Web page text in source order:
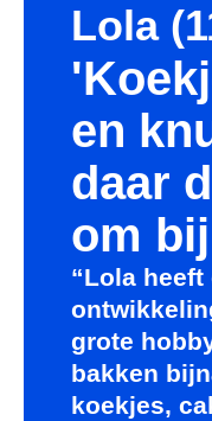
Lola
en
daar
om
“Lola heeft
grote
bakken
koekjes,